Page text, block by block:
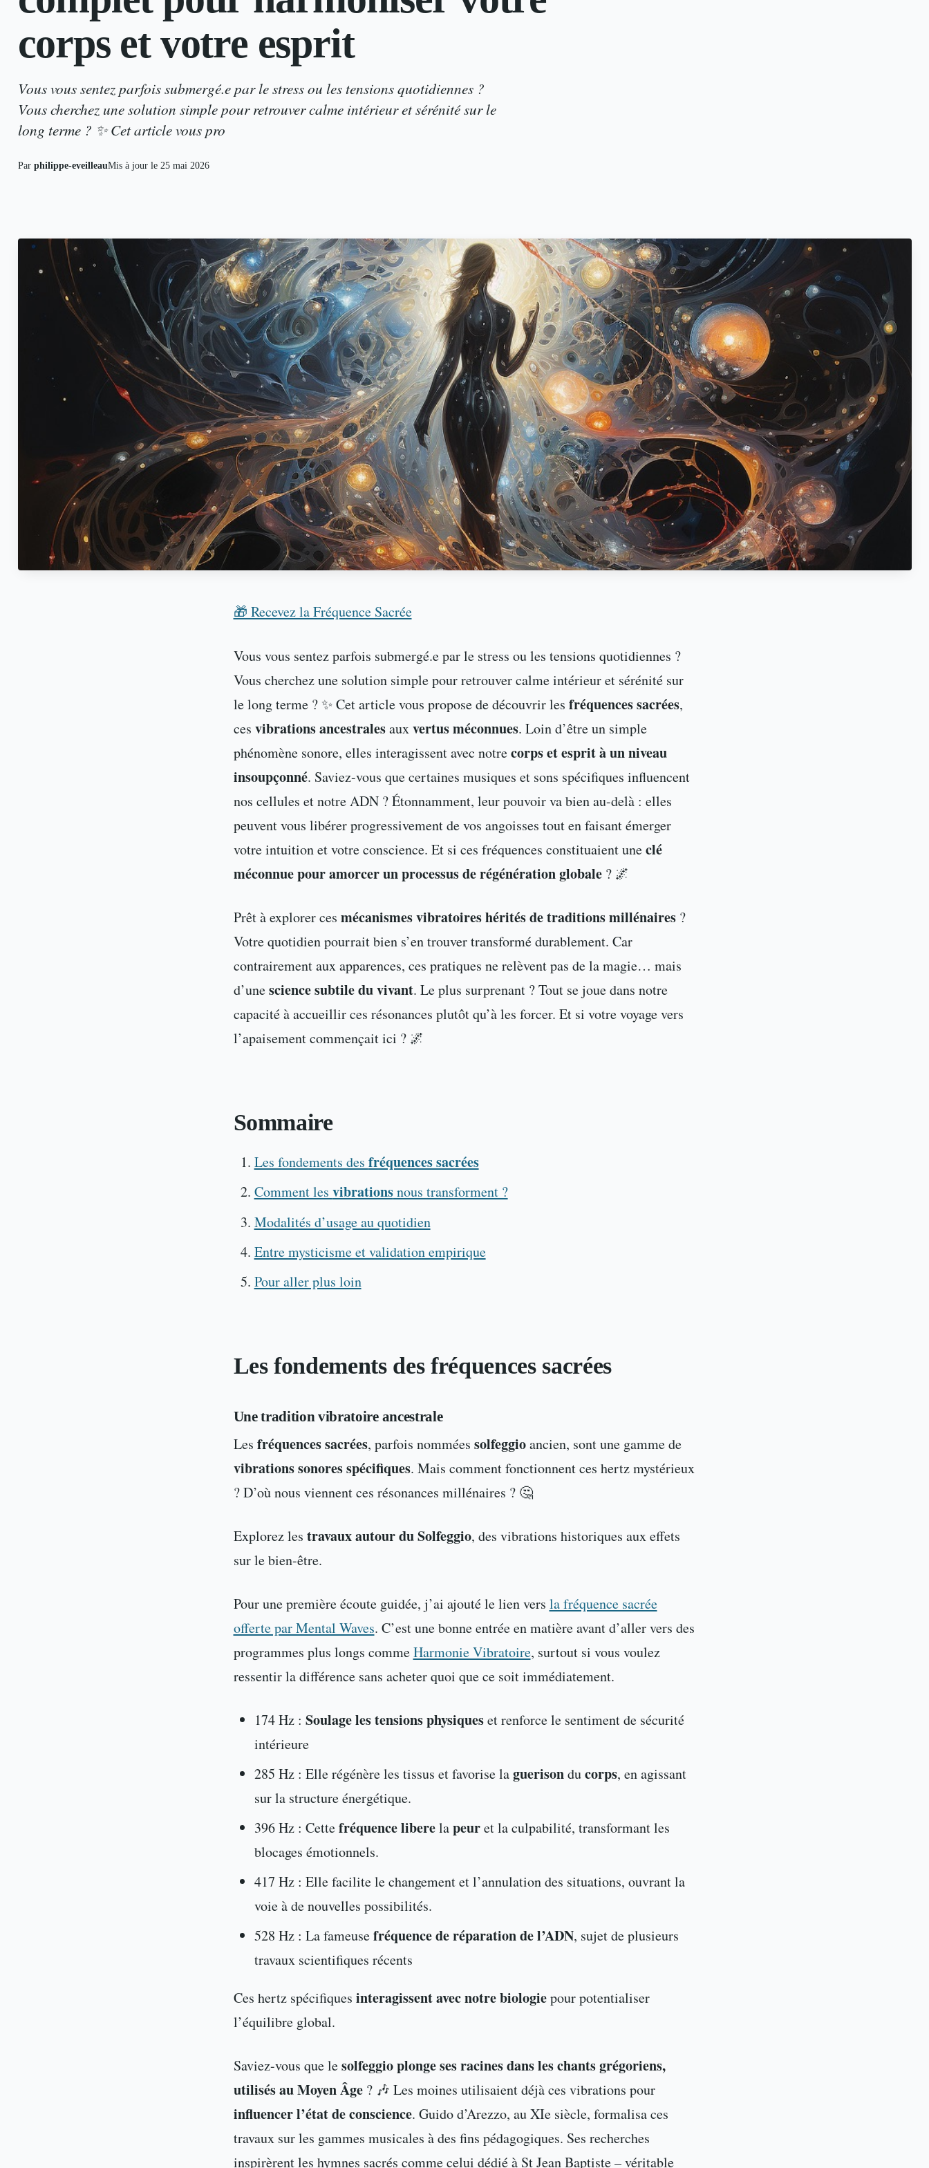
corps et votre esprit
Vous vous sentez parfois submergé.e par le stress ou les tensions quotidiennes ?
Vous cherchez une solution simple pour retrouver calme intérieur et sérénité sur le
long terme ? ✨ Cet article vous pro
Par philippe-eveilleauMis à jour le 25 mai 2026
🎁 Recevez la Fréquence Sacrée
Vous vous sentez parfois submergé.e par le stress ou les tensions quotidiennes ?
Vous cherchez une solution simple pour retrouver calme intérieur et sérénité sur
le long terme ? ✨ Cet article vous propose de découvrir les fréquences sacrées,
ces vibrations ancestralesauxvertus méconnues. Loin d’être un simple
phénomène sonore, elles interagissent avec notrecorps et esprit à un niveau
insoupçonné. Saviez-vous que certaines musiques et sons spécifiques influencent
nos cellules et notre ADN ? Étonnamment, leur pouvoir va bien au-delà : elles
peuvent vous libérer progressivement de vos angoisses tout en faisant émerger
votre intuition et votre conscience. Et si ces fréquences constituaient uneclé
méconnue pour amorcer un processus de régénération globale? 🌌
Prêt à explorer ces mécanismes vibratoires hérités de traditions millénaires?
Votre quotidien pourrait bien s’en trouver transformé durablement. Car
contrairement aux apparences, ces pratiques ne relèvent pas de la magie… mais
d’unescience subtile du vivant. Le plus surprenant ? Tout se joue dans notre
capacité à accueillir ces résonances plutôt qu’à les forcer. Et si votre voyage vers
l’apaisement commençait ici ? 🌌
Sommaire
Les fondements des fréquences sacrées
Comment les vibrationsnous transforment ?
Modalités d’usage au quotidien
Entre mysticisme et validation empirique
Pour aller plus loin
Les fondements desfréquences sacrées
Une tradition vibratoire ancestrale
Les fréquences sacrées, parfois nommées solfeggioancien, sont une gamme de
vibrations sonores spécifiques. Mais comment fonctionnent ces hertz mystérieux
? D’où nous viennent ces résonances millénaires ? 🤔
Explorez les travaux autour du Solfeggio, des vibrations historiques aux effets
sur le bien-être.
Pour une première écoute guidée, j’ai ajouté le lien vers la fréquence sacrée
offerte par Mental Waves. C’est une bonne entrée en matière avant d’aller vers des
programmes plus longs commeHarmonie Vibratoire, surtout si vous voulez
ressentir la différence sans acheter quoi que ce soit immédiatement.
174 Hz : Soulage les tensions physiqueset renforce le sentiment de sécurité
intérieure
285 Hz : Elle régénère les tissus et favorise laguerisonducorps, en agissant
sur la structure énergétique.
396 Hz : Cettefréquenceliberelapeuret la culpabilité, transformant les
blocages émotionnels.
417 Hz : Elle facilite le changement et l’annulation des situations, ouvrant la
voie à de nouvelles possibilités.
528 Hz : La fameusefréquence de réparation de l’ADN, sujet de plusieurs
travaux scientifiques récents
Ces hertz spécifiques interagissent avec notre biologiepour potentialiser
l’équilibre global.
Saviez-vous que lesolfeggio plonge ses racines dans les chants grégoriens,
utilisés au Moyen Âge? 🎶 Les moines utilisaient déjà ces vibrations pour
influencer l’état de conscience. Guido d’Arezzo, au XIe siècle, formalisa ces
travaux sur les gammes musicales à des fins pédagogiques. Ses recherches
inspirèrent les hymnes sacrés comme celui dédié à St Jean Baptiste – véritable